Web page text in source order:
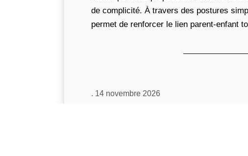
de complicité. À travers des postures
permet de renforcer le lien parent-enfant
. 14 novembre 2026